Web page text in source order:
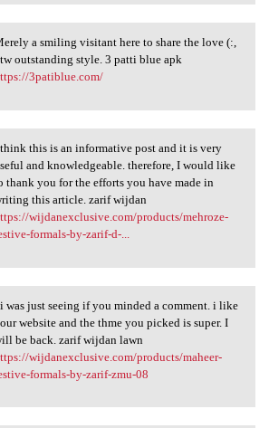
a smiling visitant
a smiling visitant here to share the love (:,
outstanding style. 3 patti blue apk
3patiblue.com/
this is an
this is an informative post and it is very
and knowledgeable. therefore, I would like
thank you for the efforts you have made in
this article. zarif wijdan
wijdanexclusive.com/products/mehroze-
formals-by-zarif-d-...
just seeing if you
was just seeing if you minded a comment. i like
website and the thme you picked is super. I
be back. zarif wijdan lawn
wijdanexclusive.com/products/maheer-
formals-by-zarif-zmu-08